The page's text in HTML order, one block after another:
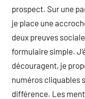
prospect. Sur une
je place une
deux preuves
formulaire simple.
découragent, je
numéros cliquables
différence. Les